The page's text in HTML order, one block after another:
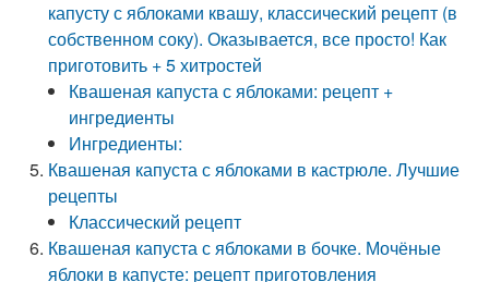
капусту с яблоками квашу, классический рецепт (в
собственном соку). Оказывается, все просто! Как
приготовить + 5 хитростей
Квашеная капуста с яблоками: рецепт +
ингредиенты
Ингредиенты:
Квашеная капуста с яблоками в кастрюле. Лучшие
рецепты
Классический рецепт
Квашеная капуста с яблоками в бочке. Мочёные
яблоки в капусте: рецепт приготовления